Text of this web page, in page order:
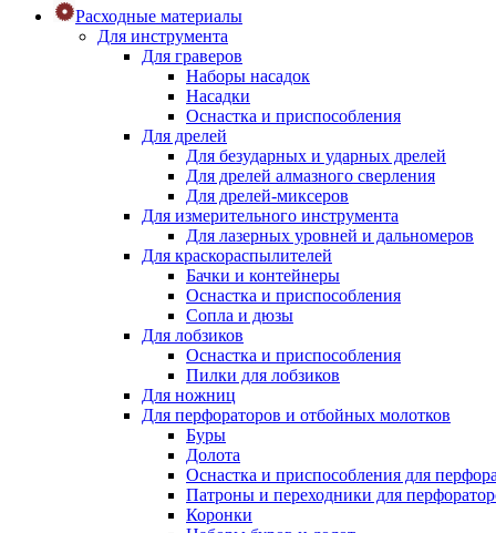
Расходные материалы
Для инструмента
Для граверов
Наборы насадок
Насадки
Оснастка и приспособления
Для дрелей
Для безударных и ударных дрелей
Для дрелей алмазного сверления
Для дрелей-миксеров
Для измерительного инструмента
Для лазерных уровней и дальномеров
Для краскораспылителей
Бачки и контейнеры
Оснастка и приспособления
Сопла и дюзы
Для лобзиков
Оснастка и приспособления
Пилки для лобзиков
Для ножниц
Для перфораторов и отбойных молотков
Буры
Долота
Оснастка и приспособления для
Патроны и переходники для
Коронки